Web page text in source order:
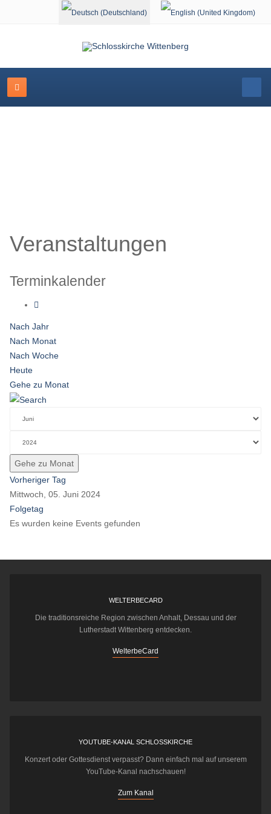
Sprache auswählen
Veranstaltungen
Terminkalender
Nach Jahr
Nach Monat
Nach Woche
Heute
Gehe zu Monat
Gehe zu Monat
Vorheriger Tag
Mittwoch, 05. Juni 2024
Folgetag
Es wurden keine Events gefunden
WELTERBECARD
Die traditionsreiche Region zwischen Anhalt, Dessau und der
Lutherstadt Wittenberg entdecken.
WelterbeCard
YOUTUBE-KANAL SCHLOSSKIRCHE
Konzert oder Gottesdienst verpasst? Dann einfach mal auf unserem
YouTube-Kanal nachschauen!
Zum Kanal